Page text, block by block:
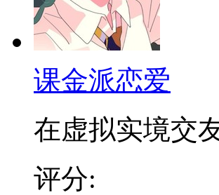
课金派恋爱
在虚拟实境交
评分: